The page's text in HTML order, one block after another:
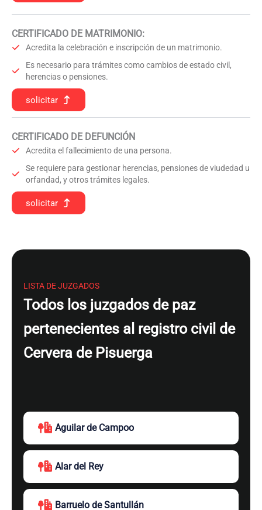
CERTIFICADO DE MATRIMONIO:
Acredita la celebración e inscripción de un matrimonio.
Es necesario para trámites como cambios de estado civil,
herencias o pensiones.
solicitar
CERTIFICADO DE DEFUNCIÓN
Acredita el fallecimiento de una persona.
Se requiere para gestionar herencias, pensiones de viudedad u
orfandad, y otros trámites legales.
solicitar
LISTA DE JUZGADOS
Todos los juzgados de paz
pertenecientes al registro civil de
Cervera de Pisuerga
Aguilar de Campoo
Alar del Rey
Barruelo de Santullán